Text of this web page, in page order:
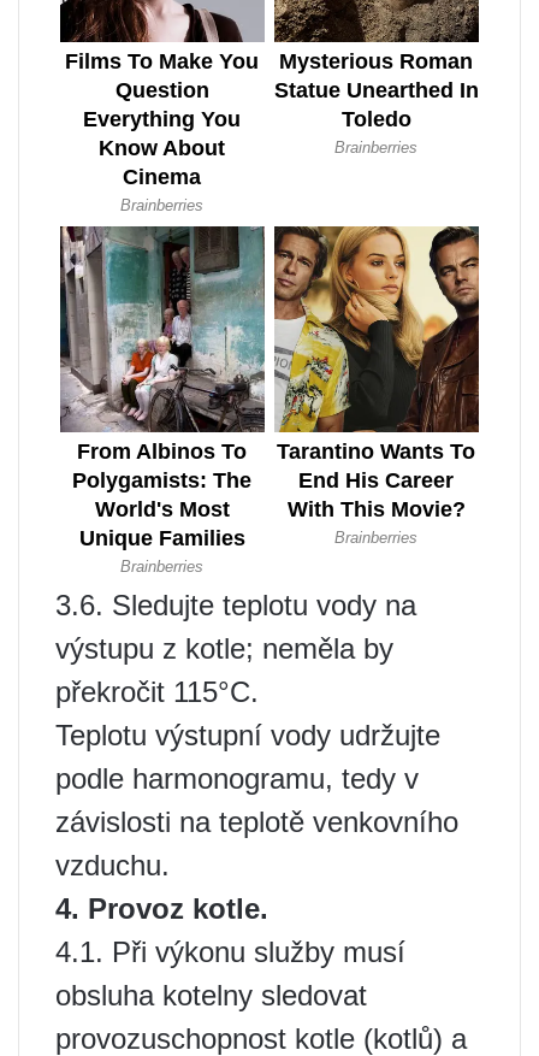
3.6. Sledujte teplotu vody na
výstupu z kotle; neměla by
překročit 115°C.
Teplotu výstupní vody udržujte
podle harmonogramu, tedy v
závislosti na teplotě venkovního
vzduchu.
4. Provoz kotle.
4.1. Při výkonu služby musí
obsluha kotelny sledovat
provozuschopnost kotle (kotlů) a